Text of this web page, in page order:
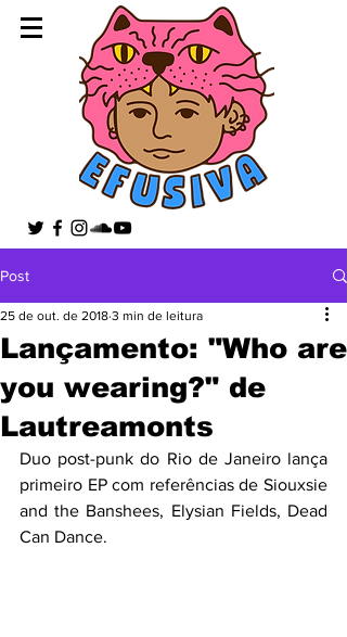
Post
Lançamento: "Who are
you wearing?" de
Lautreamonts
25 de out. de 2018 3 min de leitura
Duo post-punk do Rio de Janeiro lança
primeiro EP com referências de Siouxsie
and the Banshees, Elysian Fields, Dead
Can Dance.